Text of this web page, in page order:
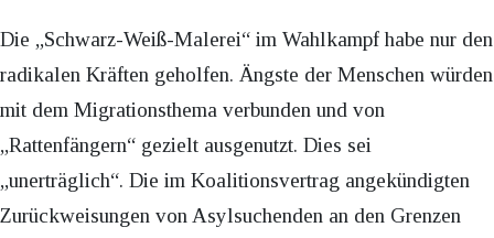
Die „Schwarz-Weiß-Malerei“ im Wahlkampf habe nur den
radikalen Kräften geholfen. Ängste der Menschen würden
mit dem Migrationsthema verbunden und von
„Rattenfängern“ gezielt ausgenutzt. Dies sei
„unerträglich“. Die im Koalitionsvertrag angekündigten
Zurückweisungen von Asylsuchenden an den Grenzen